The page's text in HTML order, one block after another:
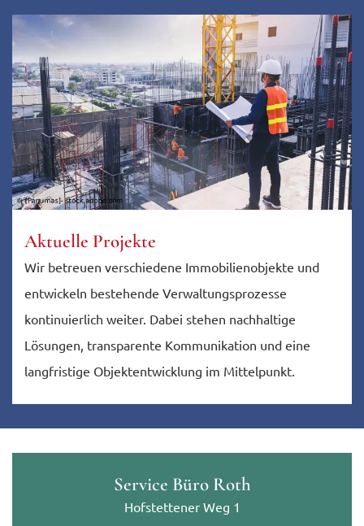
Aktuelle Projekte
Wir betreuen verschiedene Immobilienobjekte und
entwickeln bestehende Verwaltungsprozesse
kontinuierlich weiter. Dabei stehen nachhaltige
Lösungen, transparente Kommunikation und eine
langfristige Objektentwicklung im Mittelpunkt.
Service Büro Roth
Hofstettener Weg 1